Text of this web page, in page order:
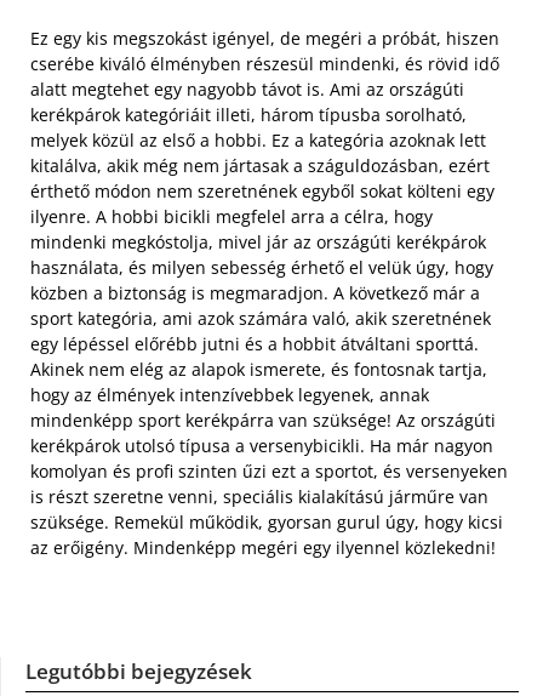
Ez egy kis megszokást igényel, de megéri a próbát, hiszen
cserébe kiváló élményben részesül mindenki, és rövid idő
alatt megtehet egy nagyobb távot is. Ami az országúti
kerékpárok kategóriáit illeti, három típusba sorolható,
melyek közül az első a hobbi. Ez a kategória azoknak lett
kitalálva, akik még nem jártasak a száguldozásban, ezért
érthető módon nem szeretnének egyből sokat költeni egy
ilyenre. A hobbi bicikli megfelel arra a célra, hogy
mindenki megkóstolja, mivel jár az országúti kerékpárok
használata, és milyen sebesség érhető el velük úgy, hogy
közben a biztonság is megmaradjon. A következő már a
sport kategória, ami azok számára való, akik szeretnének
egy lépéssel előrébb jutni és a hobbit átváltani sporttá.
Akinek nem elég az alapok ismerete, és fontosnak tartja,
hogy az élmények intenzívebbek legyenek, annak
mindenképp sport kerékpárra van szüksége! Az országúti
kerékpárok utolsó típusa a versenybicikli. Ha már nagyon
komolyan és profi szinten űzi ezt a sportot, és versenyeken
is részt szeretne venni, speciális kialakítású járműre van
szüksége. Remekül működik, gyorsan gurul úgy, hogy kicsi
az erőigény. Mindenképp megéri egy ilyennel közlekedni!
Legutóbbi bejegyzések